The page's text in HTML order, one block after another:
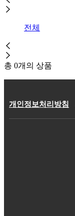
전체
총 0개의 상품
개인정보처리방침